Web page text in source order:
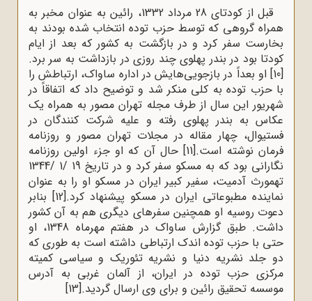
قبل از کودتای 28 مرداد 1332، رائین به عنوان مخبر به
همراه گروهى که توسط حزب توده انتخاب شده بودند به
بخارست سفر کرد و در بازگشت به کشور که بعد از ایام
کودتا بود در بندر پهلوی چند روزی در بازداشت ‌به سر برد.
[10]
او بعداً در بازجویی‌هایش در اداره ساواک، ارتباطش را
با حزب توده به کلی منکر شد و توضیح داد که اتفاقاً در
شهریور این سال از طرف مجله تهران مصور به همراه یک
عکاس به بندر پهلوی رفته و علیه شرکت کنندگان در
فستیوال، چهار مقاله در مجلات تهران مصور و روزنامه
فرمان نوشته است.[11]
حال آن که او جزء اولین روزنامه
نگارانی بود که به مسکو سفر کرد و در تاریخ 19 /1 /1344
تهمورث آدمیت، سفیر کبیر ایران در مسکو او را به عنوان
نماینده مطبوعاتی ایران در مسکو پیشنهاد کرد.[12]
بنابر
دعوت روسیه او همچنین سفرهای دیگری هم به آن کشور
داشت. طبق گزارش ساواک در هفتم مهرماه 1348، او
حتی با حزب توده اندک ارتباطی داشته است به طوری که
دو جلد نشریه دنیا و نشریه تئوریک و سیاسی کمیته
مرکزی حزب توده در ایران، از آلمان غربی به آدرس
موسسه تحقیق رائین و برای وی ارسال گردید.[13]